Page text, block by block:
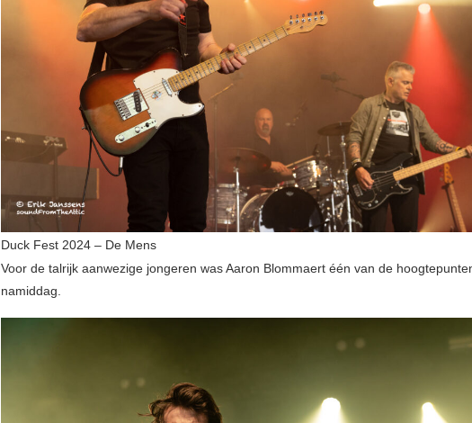
Duck Fest 2024 – De Mens
Voor de talrijk aanwezige jongeren was Aaron Blommaert één van de
namiddag.